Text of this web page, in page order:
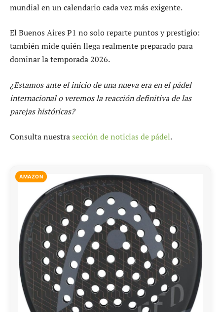
mundial en un calendario cada vez más exigente.
El Buenos Aires P1 no solo reparte puntos y prestigio:
también mide quién llega realmente preparado para
dominar la temporada 2026.
¿Estamos ante el inicio de una nueva era en el pádel
internacional o veremos la reacción definitiva de las
parejas históricas?
Consulta nuestrasección de noticias de pádel.
AMAZON